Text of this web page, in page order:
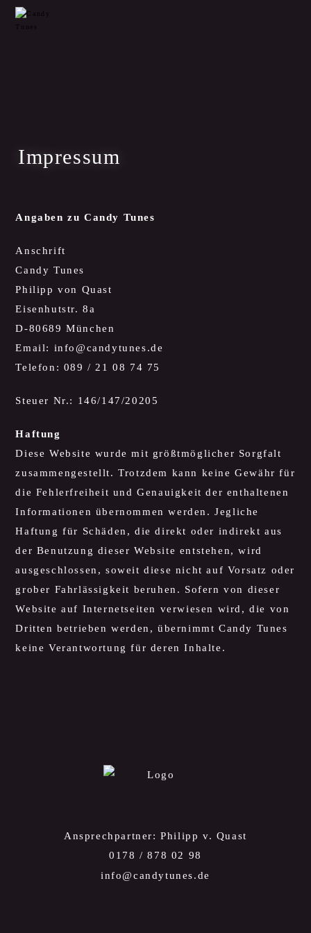
Impressum
Angaben zu Candy Tunes
Anschrift
Candy Tunes
Philipp von Quast
Eisenhutstr. 8a
D-80689 München
Email: info@candytunes.de
Telefon: 089 / 21 08 74 75
Steuer Nr.: 146/147/20205
Haftung
Diese Website wurde mit größtmöglicher Sorgfalt
zusammengestellt. Trotzdem kann keine Gewähr für
die Fehlerfreiheit und Genauigkeit der enthaltenen
Informationen übernommen werden. Jegliche
Haftung für Schäden, die direkt oder indirekt aus
der Benutzung dieser Website entstehen, wird
ausgeschlossen, soweit diese nicht auf Vorsatz oder
grober Fahrlässigkeit beruhen. Sofern von dieser
Website auf Internetseiten verwiesen wird, die von
Dritten betrieben werden, übernimmt Candy Tunes
keine Verantwortung für deren Inhalte.
Ansprechpartner: Philipp v. Quast
0178 / 878 02 98
info@candytunes.de